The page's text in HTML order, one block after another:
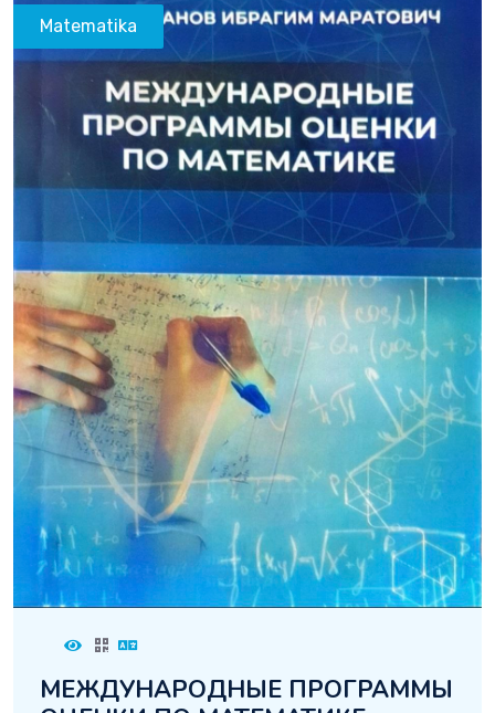
Matematika
МЕЖДУНАРОДНЫЕ ПРОГРАММЫ